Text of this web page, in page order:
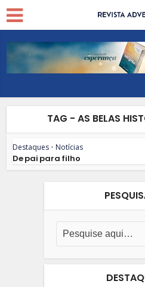
TAG - AS BELAS
Destaques • Notícias
De pai para filho